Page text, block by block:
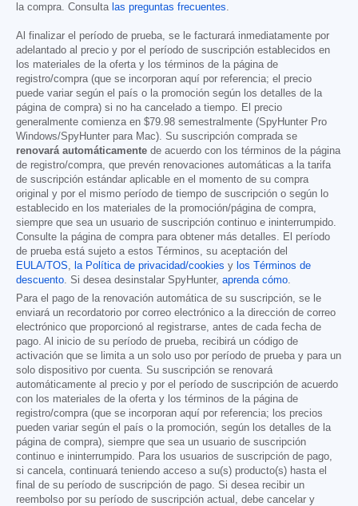
la compra. Consulta las preguntas frecuentes
Al finalizar el período de prueba, se le facturará inmediatamente por
adelantado al precio y por el período de suscripción establecidos en
los materiales de la oferta y los términos de la página de
registro/compra (que se incorporan aquí por referencia; el precio
puede variar según el país o la promoción según los detalles de la
página de compra) si no ha cancelado a tiempo. El precio
generalmente comienza en $79.98 semestralmente (SpyHunter Pro
Windows/SpyHunter para Mac). Su suscripción comprada se
renovará automáticamente de acuerdo con los términos de la página
de registro/compra, que prevén renovaciones automáticas a la tarifa
de suscripción estándar aplicable en el momento de su compra
original y por el mismo período de tiempo de suscripción o según lo
establecido en los materiales de la promoción/página de compra,
siempre que sea un usuario de suscripción continuo e ininterrumpido.
Consulte la página de compra para obtener más detalles. El período
de prueba está sujeto a estos Términos, su aceptación del
EULA/TOS
la Política de privacidad/cookies y los Términos de
descuento . Si desea desinstalar SpyHunter, aprenda cómo
Para el pago de la renovación automática de su suscripción, se le
enviará un recordatorio por correo electrónico a la dirección de correo
electrónico que proporcionó al registrarse, antes de cada fecha de
pago. Al inicio de su período de prueba, recibirá un código de
activación que se limita a un solo uso por período de prueba y para un
solo dispositivo por cuenta. Su suscripción se renovará
automáticamente al precio y por el período de suscripción de acuerdo
con los materiales de la oferta y los términos de la página de
registro/compra (que se incorporan aquí por referencia; los precios
pueden variar según el país o la promoción, según los detalles de la
página de compra), siempre que sea un usuario de suscripción
continuo e ininterrumpido. Para los usuarios de suscripción de pago,
si cancela, continuará teniendo acceso a su(s) producto(s) hasta el
final de su período de suscripción de pago. Si desea recibir un
reembolso por su período de suscripción actual, debe cancelar y